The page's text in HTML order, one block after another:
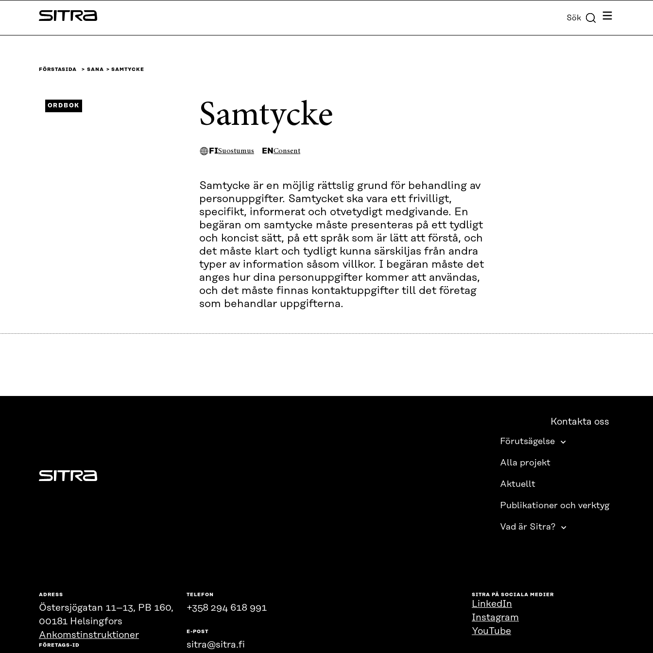
↓
Sitra Sök Meny
FÖRSTASIDA SANA SAMTYCKE
Samtycke
FISuostumus EN Consent
Samtycke är en möjlig rättslig grund för behandling av
personuppgifter. Samtycket ska vara ett frivilligt,
specifikt, informerat och otvetydigt medgivande. En
begäran om samtycke måste presenteras på ett tydligt
och koncist sätt, på ett språk som är lätt att förstå, och
det måste klart och tydligt kunna särskiljas från andra
typer av information såsom villkor. I begäran måste det
anges hur dina personuppgifter kommer att användas,
och det måste finnas kontaktuppgifter till det företag
som behandlar uppgifterna.
ORDBOK
Sitra
Kontakta oss
Förutsägelse
Alla projekt
Aktuellt
Publikationer och verktyg
Vad är Sitra?
ADRESS
Östersjögatan 11–13, PB 160,
00181 Helsingfors
Ankomstinstruktioner
FÖRETAGS-ID
TELEFON
+358 294 618 991
E-POST
sitra@sitra.fi
SITRA PÅ SOCIALA MEDIER
LinkedIn
Instagram
YouTube